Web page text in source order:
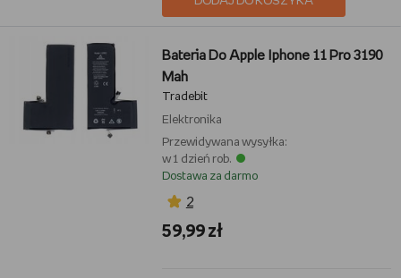
Bateria Do Apple Iphone 11 Pro 3190
Mah
Tradebit
Elektronika
Przewidywana wysyłka:
w 1 dzień rob.
Dostawa za darmo
2
59,99 zł